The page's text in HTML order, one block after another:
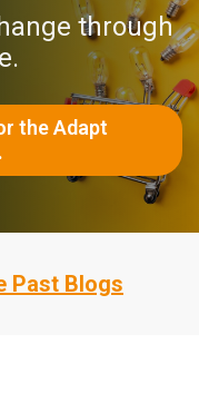
through
the Adapt
Past Blogs